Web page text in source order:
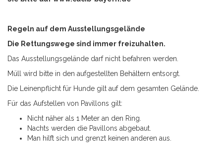
Regeln auf dem Ausstellungsgelände
Die Rettungswege sind immer freizuhalten.
Das Ausstellungsgelände darf nicht befahren werden.
Müll wird bitte in den aufgestellten Behältern entsorgt.
Die Leinenpflicht für Hunde gilt auf dem gesamten Gelände.
Für das Aufstellen von Pavillons gilt:
Nicht näher als 1 Meter an den Ring.
Nachts werden die Pavillons abgebaut.
Man hilft sich und grenzt keinen anderen aus.